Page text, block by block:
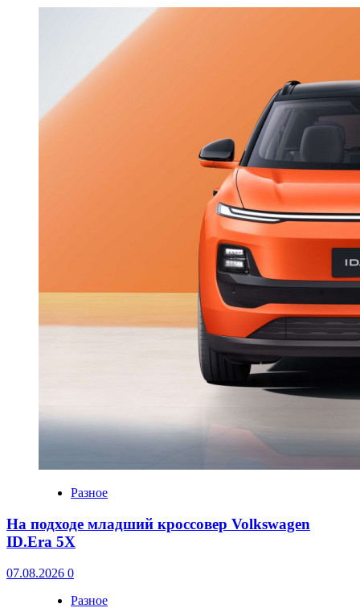
Разное
На подходе младший кроссовер Volkswagen
ID.Era 5X
07.08.2026 0
Разное